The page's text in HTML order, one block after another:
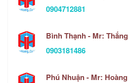
0904712881
Bình Thạnh - Mr: Thắng
0903181486
Phú Nhuận - Mr: Hoàng